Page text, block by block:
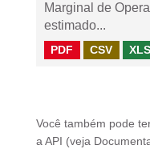
Marginal de
estimado...
PDF CSV
Você também pode
a API (veja